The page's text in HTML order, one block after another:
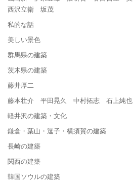
西沢立衛 坂茂
私的な話
美しい景色
群馬県の建築
茨木県の建築
藤井厚二
藤本壮介 平田晃久 中村拓志 石上純也
軽井沢の建築・文化
鎌倉・葉山・逗子・横須賀の建築
長崎の建築
関西の建築
韓国ソウルの建築